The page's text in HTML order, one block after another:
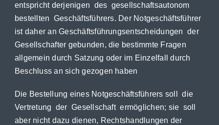
entspricht derjenigen des gesellschaftsautonom
bestellten Geschäftsführers. Der Notgeschäftsführer
ist daher an Geschäftsführungsentscheidungen der
Gesellschafter gebunden, die bestimmte Fragen
allgemein durch Satzung oder im Einzelfall durch
Beschluss an sich gezogen haben
Die Bestellung eines Notgeschäftsführers soll die
Vertretung der Gesellschaft ermöglichen; sie soll
aber nicht dazu dienen, Rechtshandlungen der